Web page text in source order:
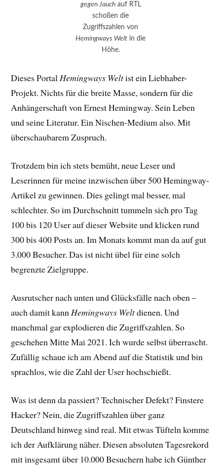
gegen Jauchauf RTL
schoßen die
Zugriffszahlen von
Hemingways Welt in die
Höhe.
Dieses PortalHemingways Weltist ein Liebhaber-
Projekt. Nichts für die breite Masse, sondern für die
Anhängerschaft von Ernest Hemingway. Sein Leben
und seine Literatur. Ein Nischen-Medium also. Mit
überschaubarem Zuspruch.
Trotzdem bin ich stets bemüht, neue Leser und
Leserinnen für meine inzwischen über 500 Hemingway-
Artikel zu gewinnen. Dies gelingt mal besser, mal
schlechter. So im Durchschnitt tummeln sich pro Tag
100 bis 120 User auf dieser Website und klicken rund
300 bis 400 Posts an. Im Monats kommt man da auf gut
3.000 Besucher. Das ist nicht übel für eine solch
begrenzte Zielgruppe.
Ausrutscher nach unten und Glücksfälle nach oben –
auch damit kannHemingways Weltdienen. Und
manchmal gar explodieren die Zugriffszahlen. So
geschehen Mitte Mai 2021. Ich wurde selbst überrascht.
Zufällig schaue ich am Abend auf die Statistik und bin
sprachlos, wie die Zahl der User hochschießt.
Was ist denn da passiert? Technischer Defekt? Finstere
Hacker? Nein, die Zugriffszahlen über ganz
Deutschland hinweg sind real. Mit etwas Tüfteln komme
ich der Aufklärung näher. Diesen absoluten Tagesrekord
mit insgesamt über 10.000 Besuchern habe ich Günther